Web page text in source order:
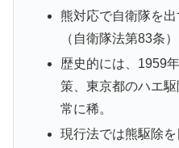
熊対応で自衛隊を
（自衛隊法第83条
歴史的には、1959
策、東京都のハエ
常に稀。
現行法では熊駆除